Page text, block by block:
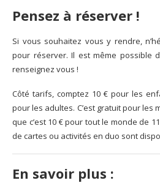
Pensez à réserver !
Si vous souhaitez vous y rendre,
pour réserver. Il est même possible
renseignez vous !
Côté tarifs, comptez 10 € pour les
pour les adultes. C’est gratuit pour les
que c’est 10 € pour tout le monde de
de cartes ou activités en duo sont
En savoir plus :